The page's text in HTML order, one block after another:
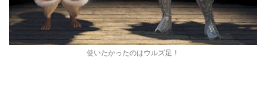
使いたかったのはウルズ足！